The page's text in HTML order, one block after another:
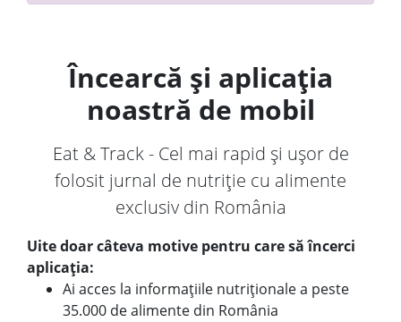
Încearcă și aplicația
noastră de mobil
Eat & Track - Cel mai rapid și ușor de
folosit jurnal de nutriție cu alimente
exclusiv din România
Uite doar câteva motive pentru care să încerci
aplicația:
Ai acces la informațiile nutriționale a peste
35.000 de alimente din România